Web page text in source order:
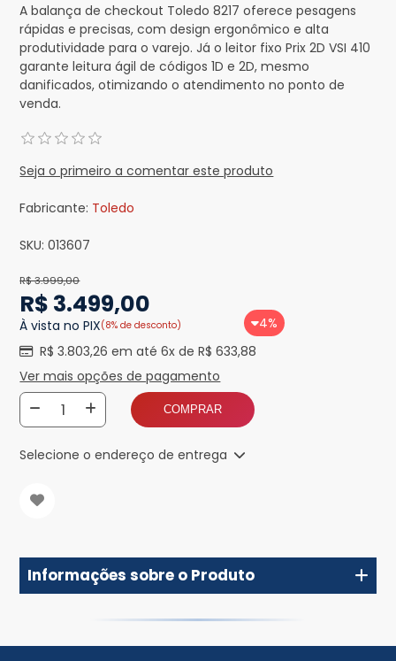
A balança de checkout Toledo 8217 oferece pesagens
rápidas e precisas, com design ergonômico e alta
produtividade para o varejo. Já o leitor fixo Prix 2D VSI 410
garante leitura ágil de códigos 1D e 2D, mesmo
danificados, otimizando o atendimento no ponto de
venda.
Seja o primeiro a comentar este produto
Fabricante: Toledo
SKU: 013607
R$ 3.999,00
R$ 3.499,00
À vista no PIX(8% de desconto)
R$ 3.803,26 em até 6x de R$ 633,88
Ver mais opções de pagamento
4%
COMPRAR
Selecione o endereço de entrega
Informações sobre o Produto